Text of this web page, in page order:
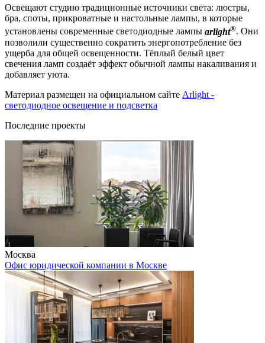
Освещают студию традиционные источники света: люстры,
бра, споты, прикроватные и настольные лампы, в которые
установлены современные светодиодные лампы arlight®. Они
позволили существенно сократить энергопотребление без
ущерба для общей освещенности. Тёплый белый цвет
свечения ламп создаёт эффект обычной лампы накаливания и
добавляет уюта.
Материал размещен на официальном сайте Arlight -
светодиодное освещение и подсветка
Последние проекты
Москва
Офис юридической компании в Москве